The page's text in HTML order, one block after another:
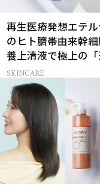
再生医療発想エテ
のヒト臍帯由来幹
養上清液で極上の
感ハリ肌」へ
SKINCARE